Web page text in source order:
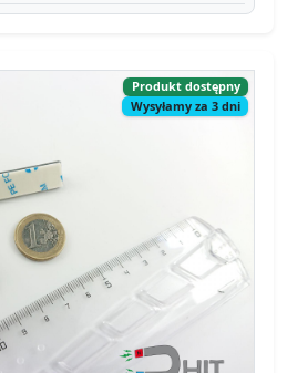
Produkt dostępny
Wysyłamy za 3 dni